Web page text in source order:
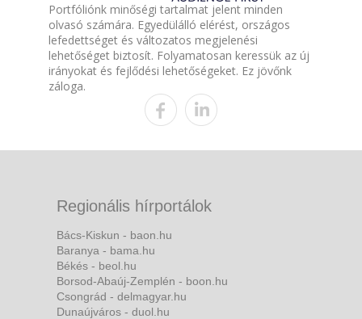
Portfóliónk minőségi tartalmat jelent minden
olvasó számára. Egyedülálló elérést, országos
lefedettséget és változatos megjelenési
lehetőséget biztosít. Folyamatosan keressük az új
irányokat és fejlődési lehetőségeket. Ez jövőnk
záloga.
Regionális hírportálok
Bács-Kiskun - baon.hu
Baranya - bama.hu
Békés - beol.hu
Borsod-Abaúj-Zemplén - boon.hu
Csongrád - delmagyar.hu
Dunaújváros - duol.hu